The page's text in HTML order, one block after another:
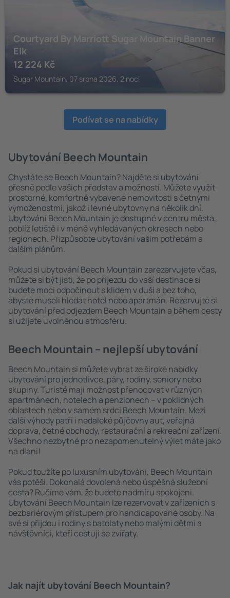
Courtyard By Marriott Sugar Mountain Banner
Elk
12 224 Kč
Sugar Mountain, 07 srpna 2026, 2 noci
Podívat se na nabídky
Ubytování Beech Mountain
Chystáte se Beech Mountain? Najděte si ubytování
přesně podle vašich představ a možností. Můžete využít
prostorné, komfortně vybavené nemovitosti s četnými
vymoženostmi, jakož i levné ubytovny na několik dní.
Ubytování Beech Mountain je dostupné v centru města,
poblíž letiště i v méně vyhledávaných okresech nebo
regionech. Přizpůsobte ubytování vašim potřebám a
dalším plánům.
Pokud si ubytování Beech Mountain zarezervujete včas,
můžete si být jisti, že po příjezdu do vaší destinace si
budete moci odpočinout s klidem v duši a bez toho,
abyste museli hledat hotel nebo apartmán. Rezervujte si
ubytování před odjezdem Beech Mountain a během cesty
si užijete uvolněnou atmosféru.
Beech Mountain – nejlepší ubytování
Beech Mountain si můžete vybrat ze široké nabídky
ubytování pro jednotlivce, páry, rodiny, seniory nebo
skupiny. Turisté mají možnost přenocovat v různých
apartmánech, hotelech a penzionech – v poklidných
oblastech nebo v samém srdci Beech Mountain. Mezi
další výhody patří i nedaleké půjčovny aut, veřejná
doprava, četné obchody, restaurační a rekreační zařízení.
Všechno nezbytné pro nezapomenutelný výlet máte jako
na dlani!
Pokud toužíte po luxusním ubytování, Beech Mountain
vás potěší. Dokonalá dovolená nebo úspěšná služební
cesta? Ručíme vám, že budete nadmíru spokojeni.
Ubytování Beech Mountain lze rezervovat v zařízeních s
bezbariérovým přístupem pro handicapované osoby. Na
své si přijdou i rodiny s batolaty nebo malými dětmi a
návštěvníci, kteří cestují se zvířaty.
Jak najít ubytování Beech Mountain?